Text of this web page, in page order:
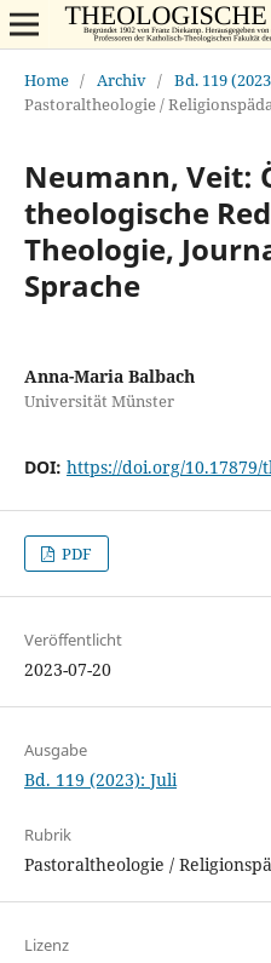
Home / Archiv / Bd. 119
Pastoraltheologie /
Neumann, Veit:
theologische
Theologie,
Sprache
Anna-Maria Balbach
Universität Münster
DOI: https://doi.org/10.17879/
PDF
Veröffentlicht
2023-07-20
Ausgabe
Bd. 119 (2023): Juli
Rubrik
Pastoraltheologie /
Lizenz